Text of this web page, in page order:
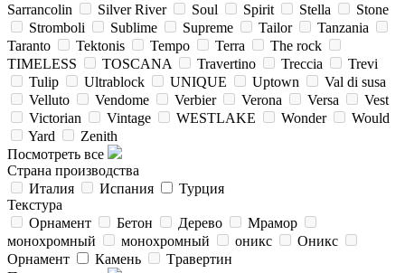
Sarrancolin
Silver River Soul Spirit Stella
Stone
Stromboli
Sublime Supreme Tailor
Tanzania
Taranto
Tektonis Tempo Terra
The rock
TIMELESS
TOSCANA Travertino Treccia
Trevi
Tulip
Ultrablock UNIQUE Uptown
Val di susa
Velluto
Vendome Verbier Verona Versa
Vest
Victorian
Vintage WESTLAKE Wonder
Would
Yard
Zenith
Посмотреть все
Страна производства
Италия
Испания
Турция
Текстура
Орнамент
Бетон Деревo
Мрамор
монохромный
монохромный оникс
Oникс
Орнамент
Камень
Tравертин